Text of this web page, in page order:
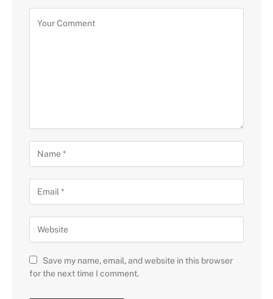
Save my name, email, and website in this browser
for the next time I comment.